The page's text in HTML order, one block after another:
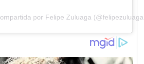
por Felipe Zuluaga